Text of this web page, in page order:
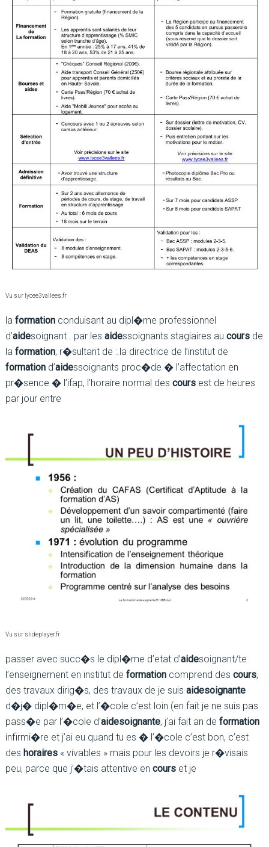
Vu sur lycee3vallees.fr
la formationconduisant au dipl�me professionnel
d’aidesoignant . par les aidessoignants stagiaires au coursde
la formation, r�sultant de :.la directrice de l’institut de
formationd’aidessoignants proc�de � l’affectation en
pr�sence � l’ifap, l’horaire normal des coursest de heures
par jour entre
Vu sur slideplayer.fr
passer avec succ�s le dipl�me d’etat d’aidesoignant/te
l’enseignement en institut de formationcomprend des cours,
des travaux dirig�s, des travaux de je suis aidesoignante
d�j� dipl�m�e, et l’�cole c’est loin (en fait je ne suis pas
pass�e par l’�cole d’aidesoignante, j’ai fait an de formation
infirmi�re et j’ai eu quand tu es � l’�cole c’est bon, c’est
des horaires« vivables » mais pour les devoirs je r�visais
peu, parce que j’�tais attentive en courset je